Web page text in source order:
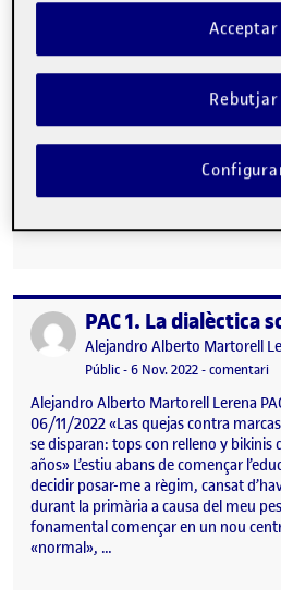
Alejandro Alberto Martorell
Data de publicació25 gener, 2024
comentariel
Alejandro Alberto Martorell Lerena
sociologia 30/11/2022 “Ahora bien,
pues, si el interés aproxima a los
por breves instantes; no puede crear
un lazo externo. En el hecho del
Publicat perPAC 1. La dialèctica
Publicat per
Alejandro Alberto Martorell
Visibilitat:
Públic-Data de publicació
6 Nov. 202225 gener, 2024
-comentariel
Alejandro Alberto Martorell Lerena
06/11/2022 «Las quejas contra
se disparan: tops con relleno y bikinis
años» L’estiu abans de començar
decidir posar-me a règim, cansat
durant la primària a causa del meu
fonamental començar en un nou
«normal», …
Rebutjar
Acceptar